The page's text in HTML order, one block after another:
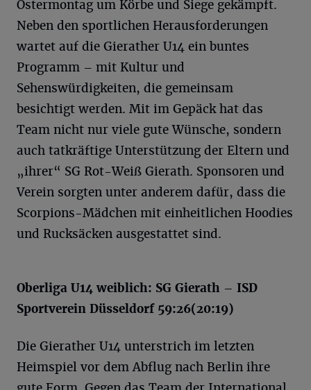
Ostermontag um Körbe und Siege gekämpft.
Neben den sportlichen Herausforderungen
wartet auf die Gierather U14 ein buntes
Programm – mit Kultur und
Sehenswürdigkeiten, die gemeinsam
besichtigt werden. Mit im Gepäck hat das
Team nicht nur viele gute Wünsche, sondern
auch tatkräftige Unterstützung der Eltern und
„ihrer“ SG Rot-Weiß Gierath. Sponsoren und
Verein sorgten unter anderem dafür, dass die
Scorpions-Mädchen mit einheitlichen Hoodies
und Rucksäcken ausgestattet sind.
Oberliga U14 weiblich: SG Gierath – ISD
Sportverein Düsseldorf 59:26(20:19)
Die Gierather U14 unterstrich im letzten
Heimspiel vor dem Abflug nach Berlin ihre